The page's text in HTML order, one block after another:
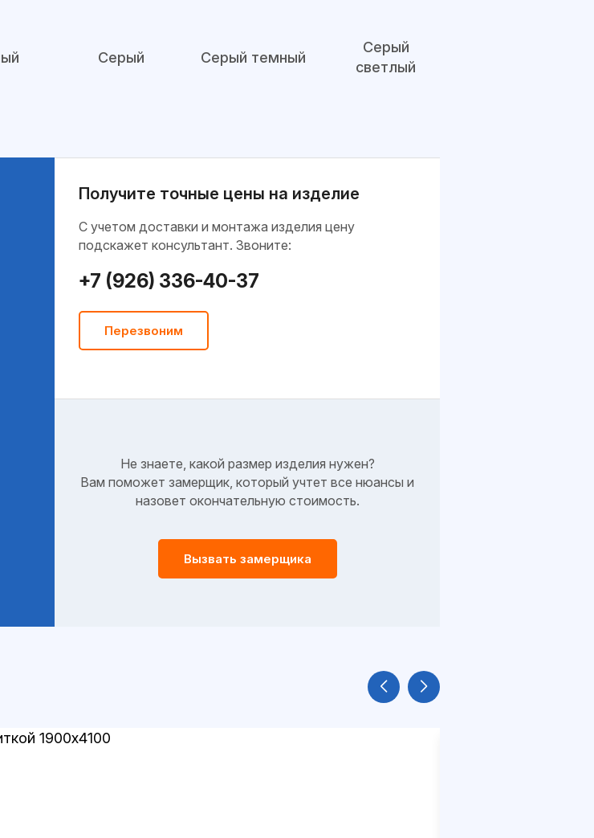
Серый Серый темный
Серый
светлый
Получите точные цены на изделие
C учетом доставки и монтажа изделия цену
подскажет консультант. Звоните:
+7 (926) 336-40-37
Перезвоним
Не знаете, какой размер изделия нужен?
Вам поможет замерщик, который учтет все нюансы и
назовет окончательную стоимость.
Вызвать замерщика